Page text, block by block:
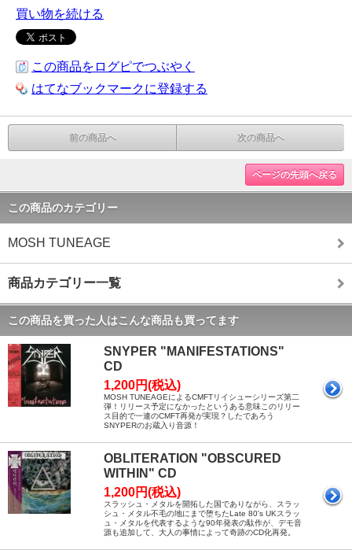
買い物を続ける
この商品をログピでつぶやく
はてなブックマークに登録する
前の商品へ 次の商品へ
ページの先頭へ戻る
この商品のカテゴリー
MOSH TUNEAGE
商品カテゴリー一覧
この商品を買った人はこんな商品も買ってます
SNYPER "MANIFESTATIONS"
CD
1,200円(税込)
MOSH TUNEAGEによるCMFTリイシューシリーズ第二
弾！リリース予定になかったというある意味このリリー
ス目的で一連のCMFT再発が実現？したであろう
SNYPERのお蔵入り音源！
OBLITERATION "OBSCURED
WITHIN" CD
1,200円(税込)
スラッシュ・メタルを開拓した国でありながら、スラッ
シュ・メタル不毛の地にまで堕ちたLate 80's UKスラッ
ュ・メタルを代表するような90年発表の駄作が、デモ音
源も追加して、大人の事情によって奇跡のCD化再発。